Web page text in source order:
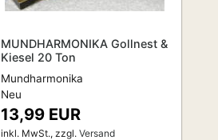
MUNDHARMONIKA Gollnest &
Kiesel 20 Ton
Mundharmonika
Neu
13,99 EUR
inkl. MwSt., zzgl. Versand